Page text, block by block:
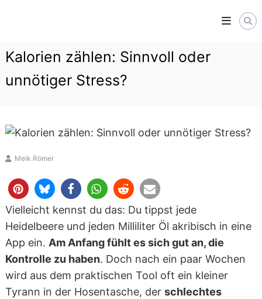
mit
Kalorien zählen: Sinnvoll oder
unnötiger Stress?
Meik Römer
Vielleicht kennst du das: Du tippst jede
Heidelbeere und jeden Milliliter Öl akribisch in eine
App ein. Am Anfang fühlt es sich gut an, die
Kontrolle zu haben. Doch nach ein paar Wochen
wird aus dem praktischen Tool oft ein kleiner
Tyrann in der Hosentasche, der schlechtes